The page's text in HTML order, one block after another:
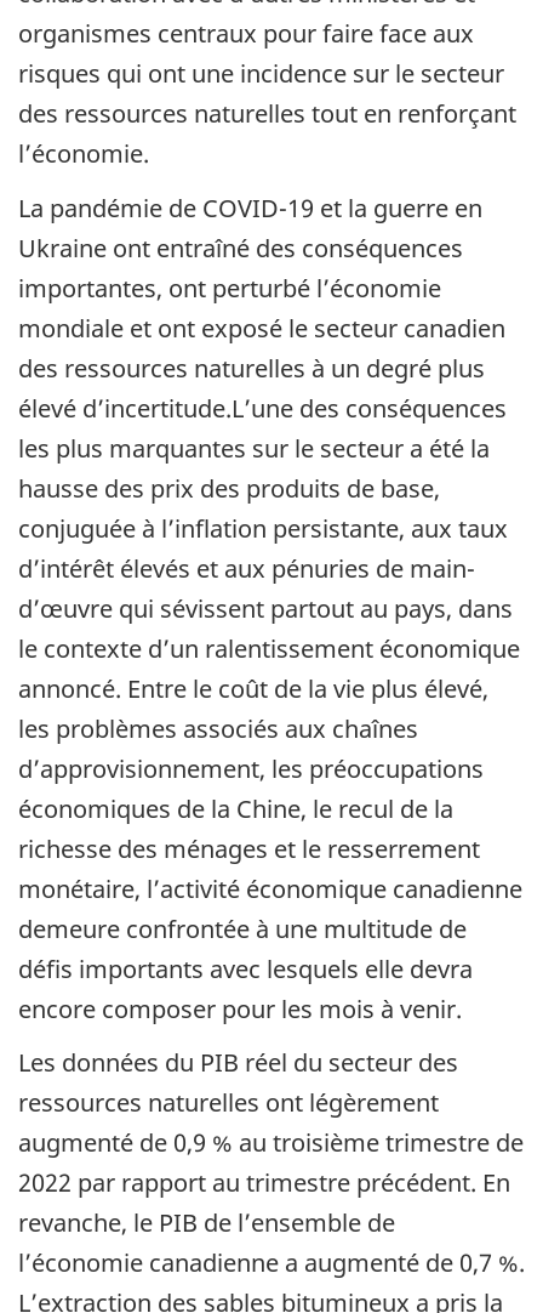
organismes centraux pour faire face aux
risques qui ont une incidence sur le secteur
des ressources naturelles tout en renforçant
l’économie.
La pandémie de COVID-19 et la guerre en
Ukraine ont entraîné des conséquences
importantes, ont perturbé l’économie
mondiale et ont exposé le secteur canadien
des ressources naturelles à un degré plus
élevé d’incertitude.L’une des conséquences
les plus marquantes sur le secteur a été la
hausse des prix des produits de base,
conjuguée à l’inflation persistante, aux taux
d’intérêt élevés et aux pénuries de main-
d’œuvre qui sévissent partout au pays, dans
le contexte d’un ralentissement économique
annoncé. Entre le coût de la vie plus élevé,
les problèmes associés aux chaînes
d’approvisionnement, les préoccupations
économiques de la Chine, le recul de la
richesse des ménages et le resserrement
monétaire, l’activité économique canadienne
demeure confrontée à une multitude de
défis importants avec lesquels elle devra
encore composer pour les mois à venir.
Les données du PIB réel du secteur des
ressources naturelles ont légèrement
augmenté de 0,9 % au troisième trimestre de
2022 par rapport au trimestre précédent. En
revanche, le PIB de l’ensemble de
l’économie canadienne a augmenté de 0,7 %.
L’extraction des sables bitumineux a pris la